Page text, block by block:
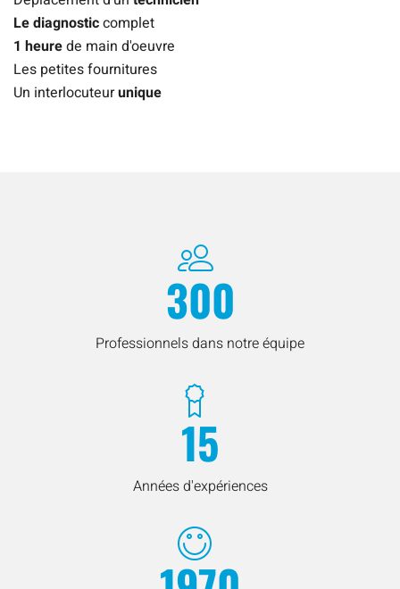
Le diagnosticcomplet
1 heurede main d'oeuvre
Les petites fournitures
Un interlocuteurunique
300
Professionnels dans notre équipe
15
Années d'expériences